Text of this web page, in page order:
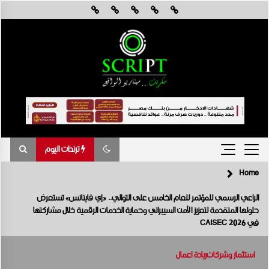
to
ترندات اليوم
ترندات اليوم
القاهرة تستضيف أول ملتقى دولي في أفريقيا لمناقشة تأثيرات تغير المناخ
أغسطس 8, 2026
Home
الراعي الرسمي للمؤتمر للعام الخامس على التوالي.. «إي فاينانس» تستعرض
حلولها المتقدمة لتعزيز الأمن السيبراني وحماية الخدمات الرقمية خلال مشاركتها
في CAISEC 2026
استثمار وشركاتريادة اعمال